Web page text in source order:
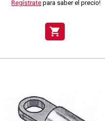
Regístrate para saber el precio!
shopping_cart